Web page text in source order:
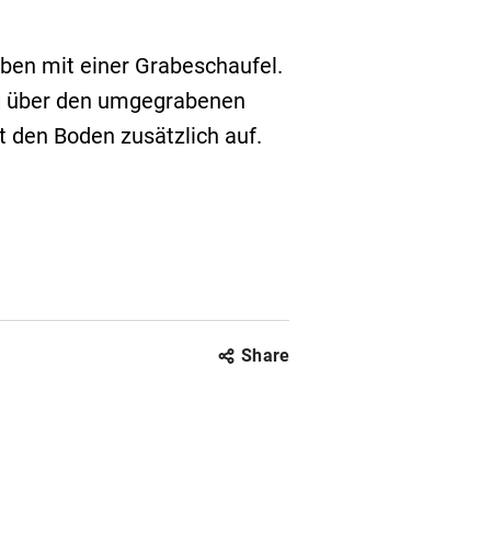
mit einer Grabeschaufel.
den umgegrabenen
den Boden zusätzlich auf.
Share